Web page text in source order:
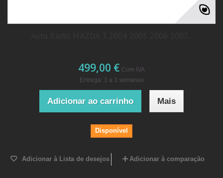
499,00 € Com IVA
Entrega: 1 a 3 semanas
Adicionar ao carrinho Mais
Disponível
Adicionar à Lista de desejos Adicionar à comparação